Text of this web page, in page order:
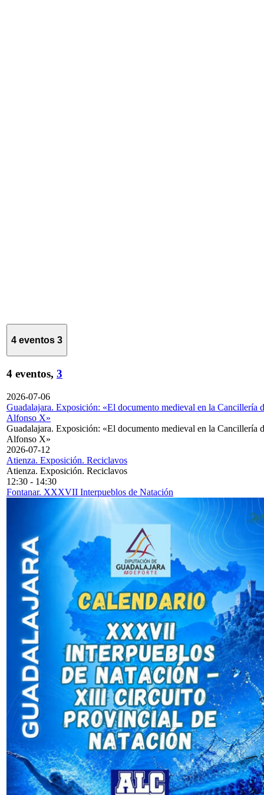
4 eventos 3
4 eventos, 3
2026-07-06
Guadalajara. Exposición: «El documento medieval en la Cancillería
Alfonso X»
Guadalajara. Exposición: «El documento medieval en la Cancillería
Alfonso X»
2026-07-12
Atienza. Exposición. Reciclavos
Atienza. Exposición. Reciclavos
12:30 - 14:30
Fontanar. XXXVII Interpueblos de Natación